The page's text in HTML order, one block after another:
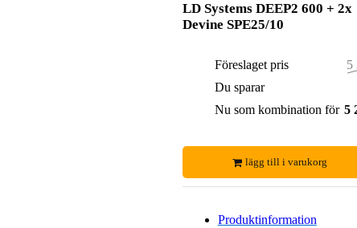
LD Systems DEEP2 600 + 2x
Devine SPE25/10
Föreslaget pris
5
Du sparar
Nu som kombination för 5
lägg till i varukorg
Produktinformation